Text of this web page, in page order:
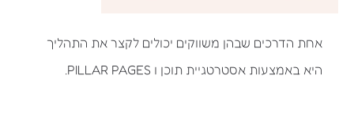
אחת הדרכים שבהן משווקים יכולים לקצר את התהליך
היא באמצעות אסטרטגיית תוכן ו PILLAR PAGES.